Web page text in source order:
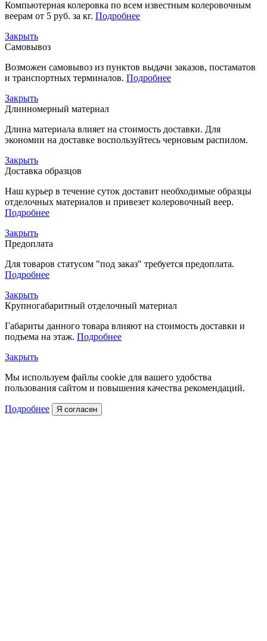
Компьютерная колеровка по всем известным колеровочным
веерам от 5 руб. за кг. Подробнее
Закрыть
Самовывоз
Возможен самовывоз из пунктов выдачи заказов, постаматов
и транспортных терминалов. Подробнее
Закрыть
Длинномерный материал
Длина материала влияет на стоимость доставки. Для
экономии на доставке воспользуйтесь черновым распилом.
Закрыть
Доставка образцов
Наш курьер в течение суток доставит необходимые образцы
отделочных материалов и привезет колеровочный веер.
Подробнее
Закрыть
Предоплата
Для товаров статусом "под заказ" требуется предоплата.
Подробнее
Закрыть
Крупногабаритный отделочный материал
Габариты данного товара влияют на стоимость доставки и
подъема на этаж. Подробнее
Закрыть
Мы используем файлы cookie для вашего удобства
пользования сайтом и повышения качества рекомендаций.
Подробнее Я согласен